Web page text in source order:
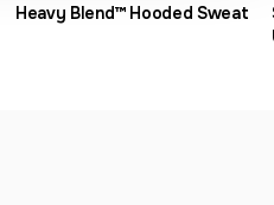
Heavy Blend™ Hooded Sweat